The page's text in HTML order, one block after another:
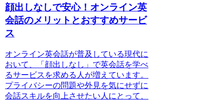
顔出しなしで安心！オンライン英
会話のメリットとおすすめサービ
ス
オンライン英会話が普及している現代に
おいて、「顔出しなし」で英会話を学べ
るサービスを求める人が増えています。
プライバシーの問題や外見を気にせずに
会話スキルを向上させたい人にとって、